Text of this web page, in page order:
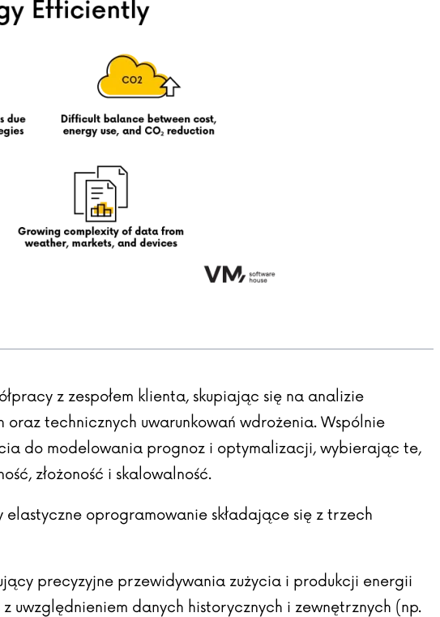
z zespołem klienta, skupiając się na analizie
technicznych uwarunkowań wdrożenia. Wspólnie
do modelowania prognoz i optymalizacji, wybierając te,
złożoność i skalowalność.
oprogramowanie składające się z trzech
precyzyjne przewidywania zużycia i produkcji energii
uwzględnieniem danych historycznych i zewnętrznych (np.